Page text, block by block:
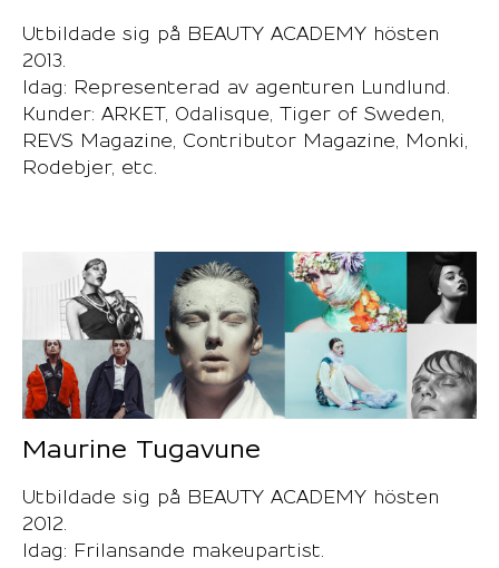
Utbildade sig på BEAUTY ACADEMY hösten
2013.
Idag: Representerad av agenturen Lundlund.
Kunder: ARKET, Odalisque, Tiger of Sweden,
REVS Magazine, Contributor Magazine, Monki,
Rodebjer, etc.
Maurine Tugavune
Utbildade sig på BEAUTY ACADEMY hösten
2012.
Idag: Frilansande makeupartist.